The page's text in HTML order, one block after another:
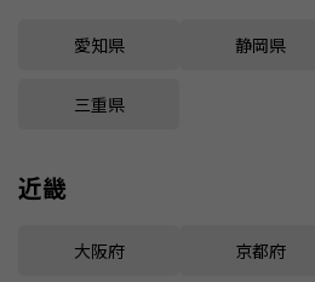
愛知県 静岡県
三重県
近畿
大阪府 京都府